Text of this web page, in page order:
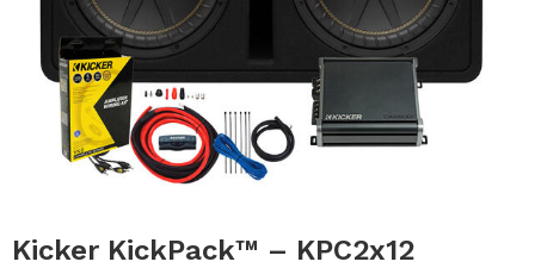
Kicker KickPack™ – KPC2x12